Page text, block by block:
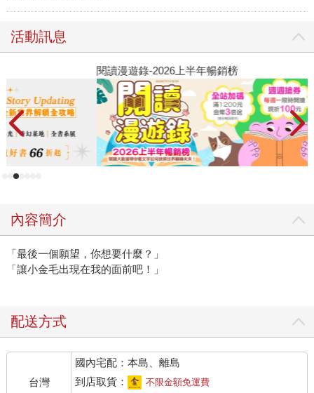
活動訊息
閱讀漫遊錄-2026上半年暢銷榜
內容簡介
「最後一個願望，你想要什麼？」
「讓小金毛出現在我的面前吧！」
配送方式
台灣
國內宅配：本島、離島
到店取貨：
不限金額免運費